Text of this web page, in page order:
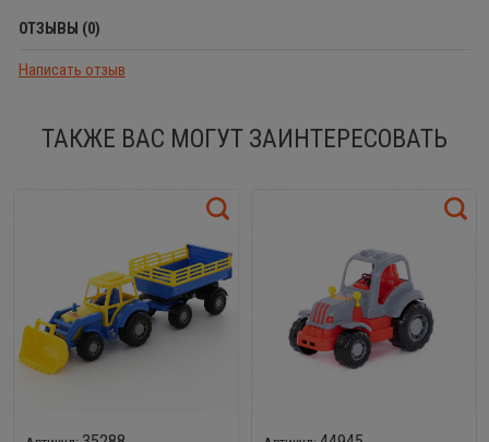
ОТЗЫВЫ (0)
Написать отзыв
ТАКЖЕ ВАС МОГУТ ЗАИНТЕРЕСОВАТЬ